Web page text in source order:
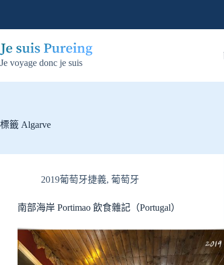
要
內
Je voyage donc je suis
標籤 Algarve
2019葡萄牙捷義, 葡萄牙
南部海岸 Portimao 飲食雜記（Portugal）